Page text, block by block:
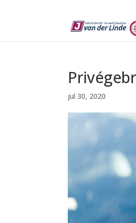
jul 30, 2020